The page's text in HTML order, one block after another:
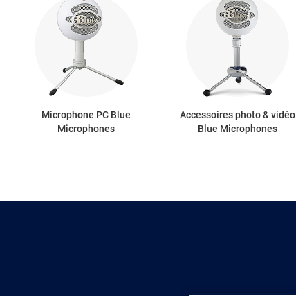
Microphone PC Blue
Microphones
Accessoires photo & vidéo
Blue Microphones